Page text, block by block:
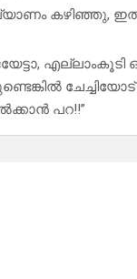
കഴിഞ്ഞു,
എല്ലാംകൂടി
പറ!!”